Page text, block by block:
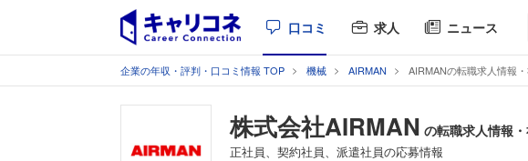
口コミ 求人 ニュース
企業の年収・評判・口コミ情報 TOP 機械 AIRMAN AIRMANの転職求人情報
株式会社AIRMAN の転職求人情報
正社員、契約社員、派遣社員の応募情報